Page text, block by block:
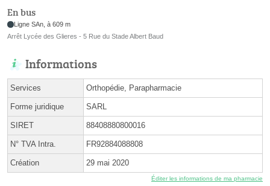
En bus
Ligne SAn, à 609 m
Arrêt Lycée des Glieres - 5 Rue du Stade Albert Baud
Informations
Services Orthopédie, Parapharmacie
Forme juridique SARL
SIRET 88408880800016
N° TVA Intra. FR92884088808
Création 29 mai 2020
Éditer les informations de ma pharmacie